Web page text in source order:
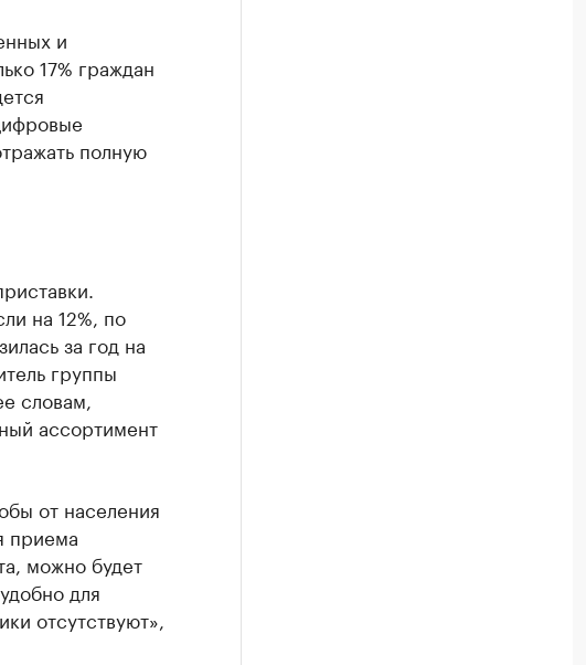
и
17% граждан
полную
на 12%, по
за год на
группы
словам,
ассортимент
от населения
приема
можно будет
для
отсутствуют»,